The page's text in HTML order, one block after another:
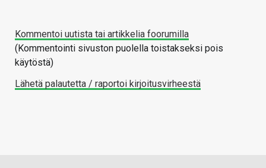
Kommentoi uutista tai artikkelia foorumilla
(Kommentointi sivuston puolella toistakseksi pois
käytöstä)
Lähetä palautetta / raportoi kirjoitusvirheestä